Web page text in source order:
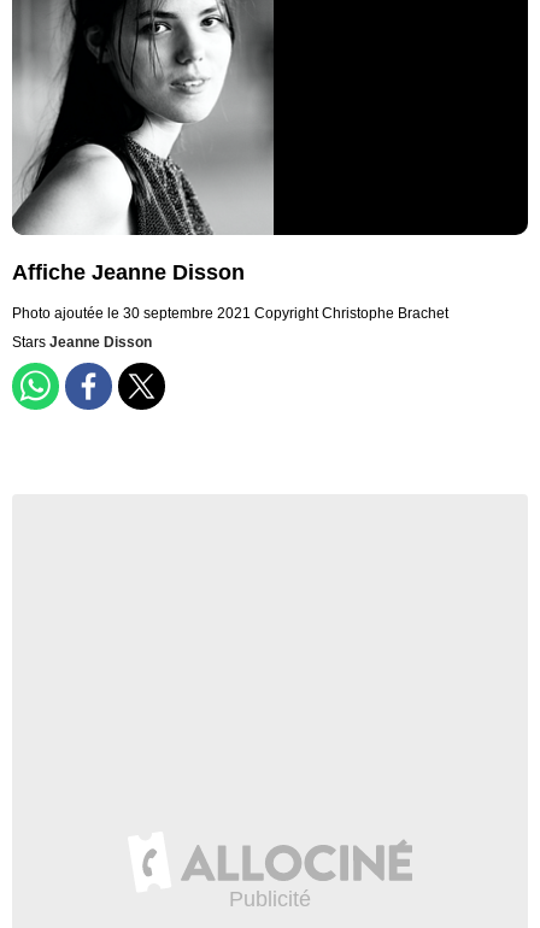
Affiche Jeanne Disson
Photo ajoutée le 30 septembre 2021 Copyright Christophe Brachet
Stars Jeanne Disson